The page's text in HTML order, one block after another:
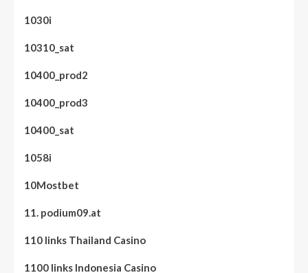
1030i
10310_sat
10400_prod2
10400_prod3
10400_sat
1058i
10Mostbet
11. podium09.at
110 links Thailand Casino
1100 links Indonesia Casino